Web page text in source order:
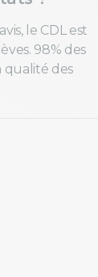
le CDL est
98% des
qualité des